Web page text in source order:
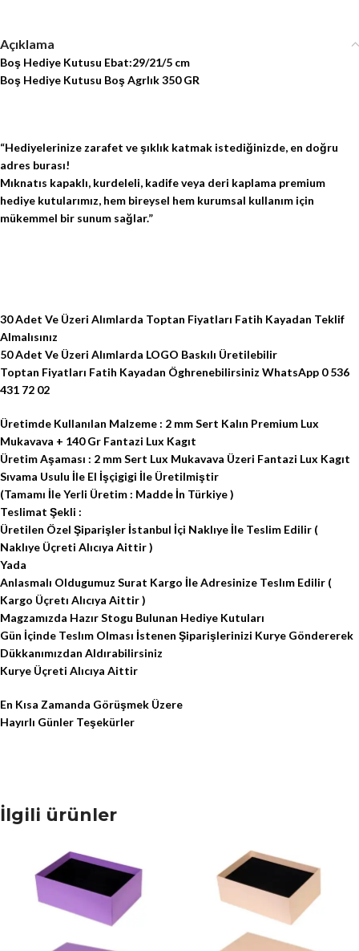
Açıklama
Boş Hediye Kutusu Ebat:29/21/5 cm
Boş Hediye Kutusu Boş Agrlık 350 GR
“Hediyelerinize zarafet ve şıklık katmak istediğinizde, en doğru
adres burası!
Mıknatıs kapaklı, kurdeleli, kadife veya deri kaplama premium
hediye kutularımız, hem bireysel hem kurumsal kullanım için
mükemmel bir sunum sağlar.”
30 Adet Ve Üzeri Alımlarda Toptan Fiyatları Fatih Kayadan Teklif
Almalısınız
50 Adet Ve Üzeri Alımlarda LOGO Baskılı Üretilebilir
Toptan Fiyatları Fatih Kayadan Öghrenebilirsiniz WhatsApp 0 536
431 72 02
Üretimde Kullanılan Malzeme : 2 mm Sert Kalın Premium Lux
Mukavava + 140 Gr Fantazi Lux Kagıt
Üretim Aşaması : 2 mm Sert Lux Mukavava Üzeri Fantazi Lux Kagıt
Sıvama Usulu İle El İşçigigi İle Üretilmiştir
(Tamamı İle Yerli Üretim : Madde İn Türkiye )
Teslimat Şekli :
Üretilen Özel Şiparişler İstanbul İçi Naklıye İle Teslim Edilir (
Naklıye Üçreti Alıcıya Aittir )
Yada
Anlasmalı Oldugumuz Surat Kargo İle Adresinize Teslım Edilir (
Kargo Üçretı Alıcıya Aittir )
Magzamızda Hazır Stogu Bulunan Hediye Kutuları
Gün İçinde Teslım Olması İstenen Şiparişlerinizi Kurye Göndererek
Dükkanımızdan Aldırabilirsiniz
Kurye Üçreti Alıcıya Aittir
En Kısa Zamanda Görüşmek Üzere
Hayırlı Günler Teşekürler
İlgili ürünler